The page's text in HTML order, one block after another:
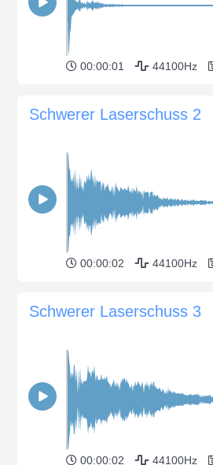
00:00:01 44100Hz
Schwerer Laserschuss 2
00:00:02 44100Hz
Schwerer Laserschuss 3
00:00:02 44100Hz